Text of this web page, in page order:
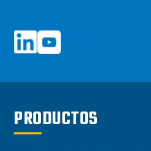
PRODUCTOS